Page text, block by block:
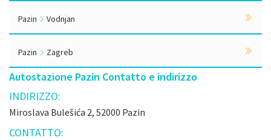
Pazin Vodnjan
Pazin Zagreb
Autostazione Pazin Contatto e indirizzo
INDIRIZZO:
Miroslava Bulešića 2, 52000 Pazin
CONTATTO: